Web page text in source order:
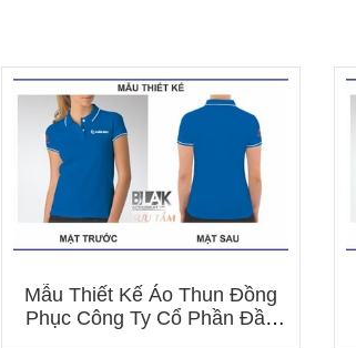
Mẫu Thiết Kế Áo Thun Đồng
Phục Công Ty Cổ Phần Đầu